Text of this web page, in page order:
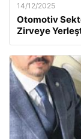
14/12/2025
Otomotiv
Zirveye